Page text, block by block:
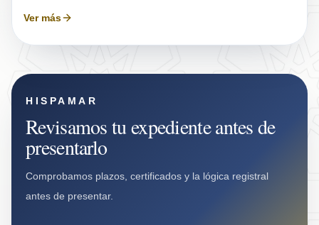
Ver más
HISPAMAR
Revisamos tu expediente antes de
presentarlo
Comprobamos plazos, certificados y la lógica registral
antes de presentar.